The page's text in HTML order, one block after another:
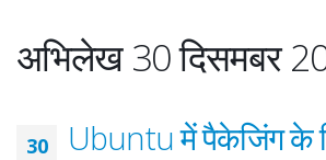
अभिलेख 30 दिसमबर
30 Ubuntu में पैकेजिंग के